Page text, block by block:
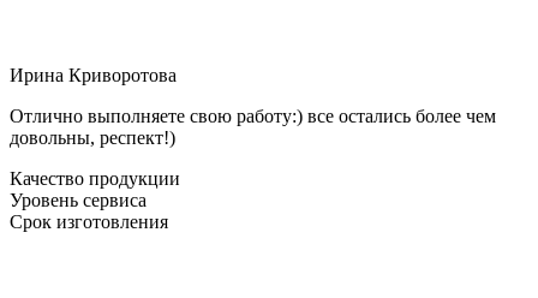
Ирина Криворотова
Отлично выполняете свою работу:) все остались более чем
довольны, респект!)
Качество продукции
Уровень сервиса
Срок изготовления